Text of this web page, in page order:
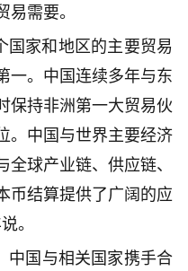
易需要。
国家和地区的主要贸易
一。中国连续多年与东
保持非洲第一大贸易伙
。中国与世界主要经济
球产业链、供应链、
币结算提供了广阔的应
。
中国与相关国家携手合